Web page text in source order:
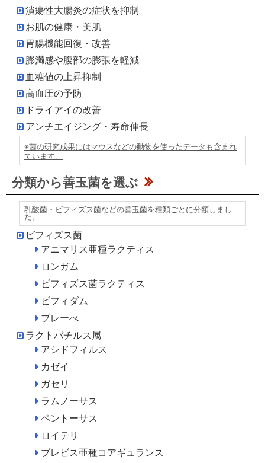
潰瘍性大腸炎の症状を抑制
お肌の健康・美肌
胃腸機能回復・改善
膨満感や腹部の膨張を軽減
血糖値の上昇抑制
高血圧の予防
ドライアイの改善
アンチエイジング・寿命伸長
※菌の研究成果にはマウスなどの動物を使ったデータも含まれ
ています。
分類から善玉菌を選ぶ
乳酸菌・ビフィズス菌などの善玉菌を種類ごとに分類しまし
た。
ビフィズス菌
アニマリス亜種ラクティス
ロンガム
ビフィズス菌ラクティス
ビフィダム
ブレーべ
ラクトバチルス属
アシドフィルス
カゼイ
ガセリ
ラムノーサス
ペントーサス
ロイテリ
ブレビス亜種コアギュランス